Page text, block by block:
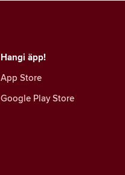
Hangi äpp!
App Store
Google Play Store